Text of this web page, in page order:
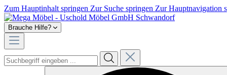
Zum Hauptinhalt springen Zur Suche springen Zur Hauptnavigation
Brauche Hilfe?